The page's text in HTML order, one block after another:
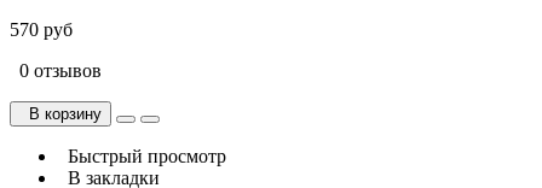
570 руб
0 отзывов
В корзину
Быстрый просмотр
В закладки